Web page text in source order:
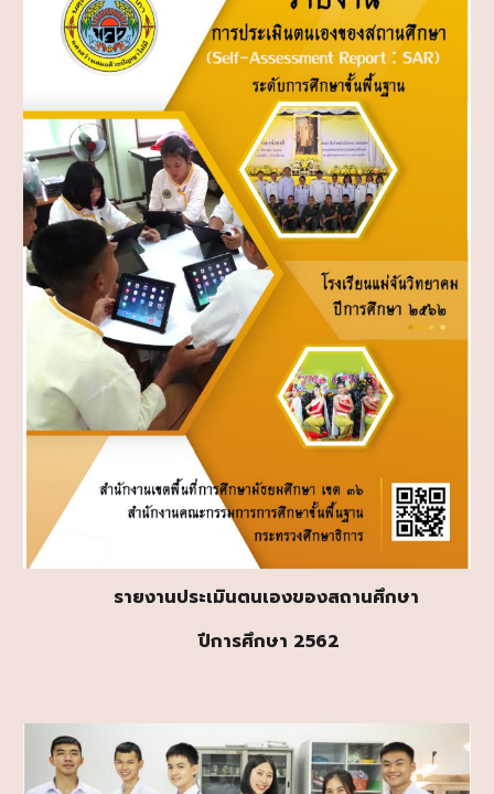
รายงานประเมินตนเองของสถานศึกษา
ปีการศึกษา 2562